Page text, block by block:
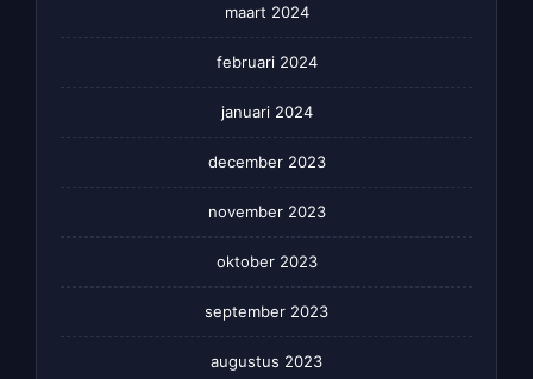
maart 2024
februari 2024
januari 2024
december 2023
november 2023
oktober 2023
september 2023
augustus 2023